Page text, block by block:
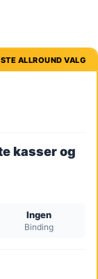
ALLROUND VALG
kasser og
Ingen
Binding